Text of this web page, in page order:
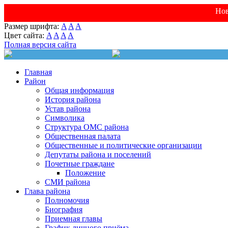
Размер шрифта: A A A
Цвет сайта: A A A A
Полная версия сайта
Главная
Район
Общая информация
История района
Устав района
Символика
Структура ОМС района
Общественная палата
Общественные и политические организации
Депутаты района и поселений
Почетные граждане
Положение
СМИ района
Глава района
Полномочия
Биография
Приемная главы